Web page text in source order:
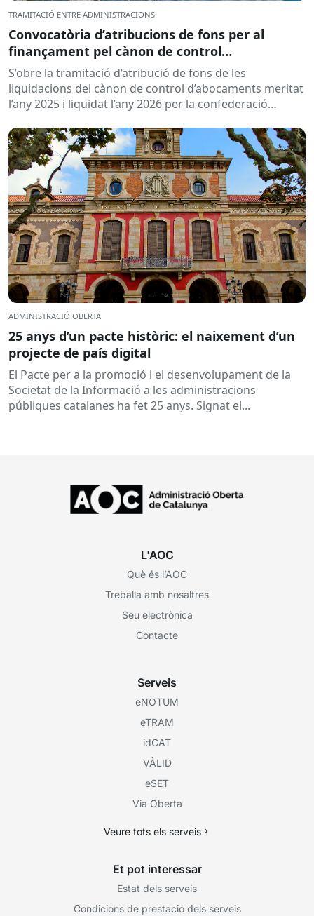
TRAMITACIÓ ENTRE ADMINISTRACIONS
Convocatòria d’atribucions de fons per al
finançament pel cànon de control
d’abocaments meritat l’any 2025 i liquidat l’any
2026
S’obre la tramitació d’atribució de fons de les
liquidacions del cànon de control d’abocaments meritat
l’any 2025 i liquidat l’any 2026 per la confederació
ADMINISTRACIÓ OBERTA
25 anys d’un pacte històric: el naixement d’un
projecte de país digital
El Pacte per a la promoció i el desenvolupament de la
Societat de la Informació a les administracions
públiques catalanes ha fet 25 anys. Signat el...
L'AOC
Què és l’AOC
Treballa amb nosaltres
Seu electrònica
Contacte
Serveis
eNOTUM
eTRAM
idCAT
VÀLID
eSET
Via Oberta
Veure tots els serveis
Et pot interessar
Estat dels serveis
Condicions de prestació dels serveis